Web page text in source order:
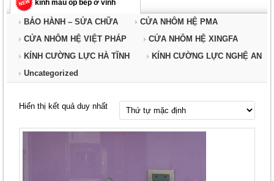
kính màu ốp bếp ở vinh
BẢO HÀNH – SỬA CHỮA
CỬA NHÔM HỆ PMA
CỬA NHÔM HỆ VIỆT PHÁP
CỬA NHÔM HỆ XINGFA
KÍNH CƯỜNG LỰC HÀ TĨNH
KÍNH CƯỜNG LỰC NGHỆ AN
Uncategorized
Hiển thị kết quả duy nhất